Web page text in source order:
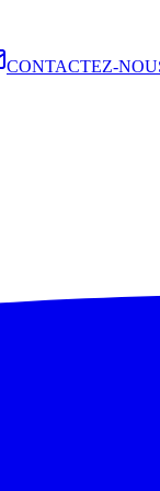
CONTACTEZ-